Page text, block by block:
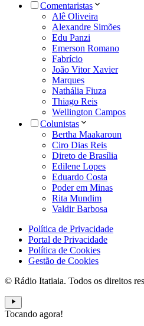
Comentaristas
Alê Oliveira
Alexandre Simões
Edu Panzi
Emerson Romano
Fabrício
João Vitor Xavier
Marques
Nathália Fiuza
Thiago Reis
Wellington Campos
Colunistas
Bertha Maakaroun
Ciro Dias Reis
Direto de Brasília
Edilene Lopes
Eduardo Costa
Poder em Minas
Rita Mundim
Valdir Barbosa
Política de Privacidade
Portal de Privacidade
Política de Cookies
Gestão de Cookies
© Rádio Itatiaia. Todos os direitos
Tocando agora!